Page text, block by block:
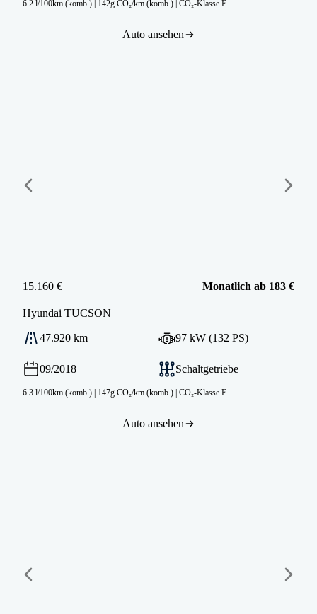
6.2 l/100km (komb.) | 142g CO₂/km (komb.) | CO₂-Klasse E
Auto ansehen
15.160 € Monatlich ab 183 €
Hyundai TUCSON
47.920 km 97 kW (132 PS)
09/2018 Schaltgetriebe
6.3 l/100km (komb.) | 147g CO₂/km (komb.) | CO₂-Klasse E
Auto ansehen